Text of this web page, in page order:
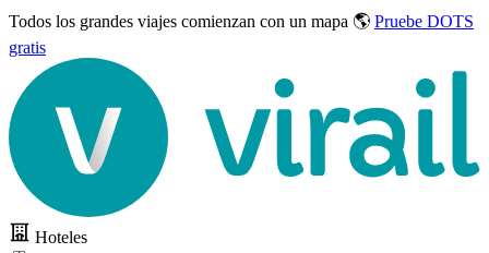
Todos los grandes viajes comienzan con un mapa 🌎 Pruebe DOTS
gratis
Hoteles